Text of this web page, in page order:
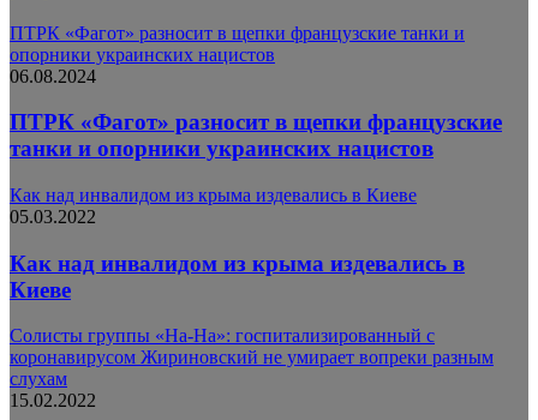
ПТРК «Фагот» разносит в щепки французские танки и
опорники украинских нацистов
06.08.2024
ПТРК «Фагот» разносит в щепки французские
танки и опорники украинских нацистов
Как над инвалидом из​ крыма издевались в Киеве
05.03.2022
Как над инвалидом из​ крыма издевались в
Киеве
Солисты группы «На-На»: госпитализированный с
коронавирусом Жириновский не умирает вопреки разным
слухам
15.02.2022